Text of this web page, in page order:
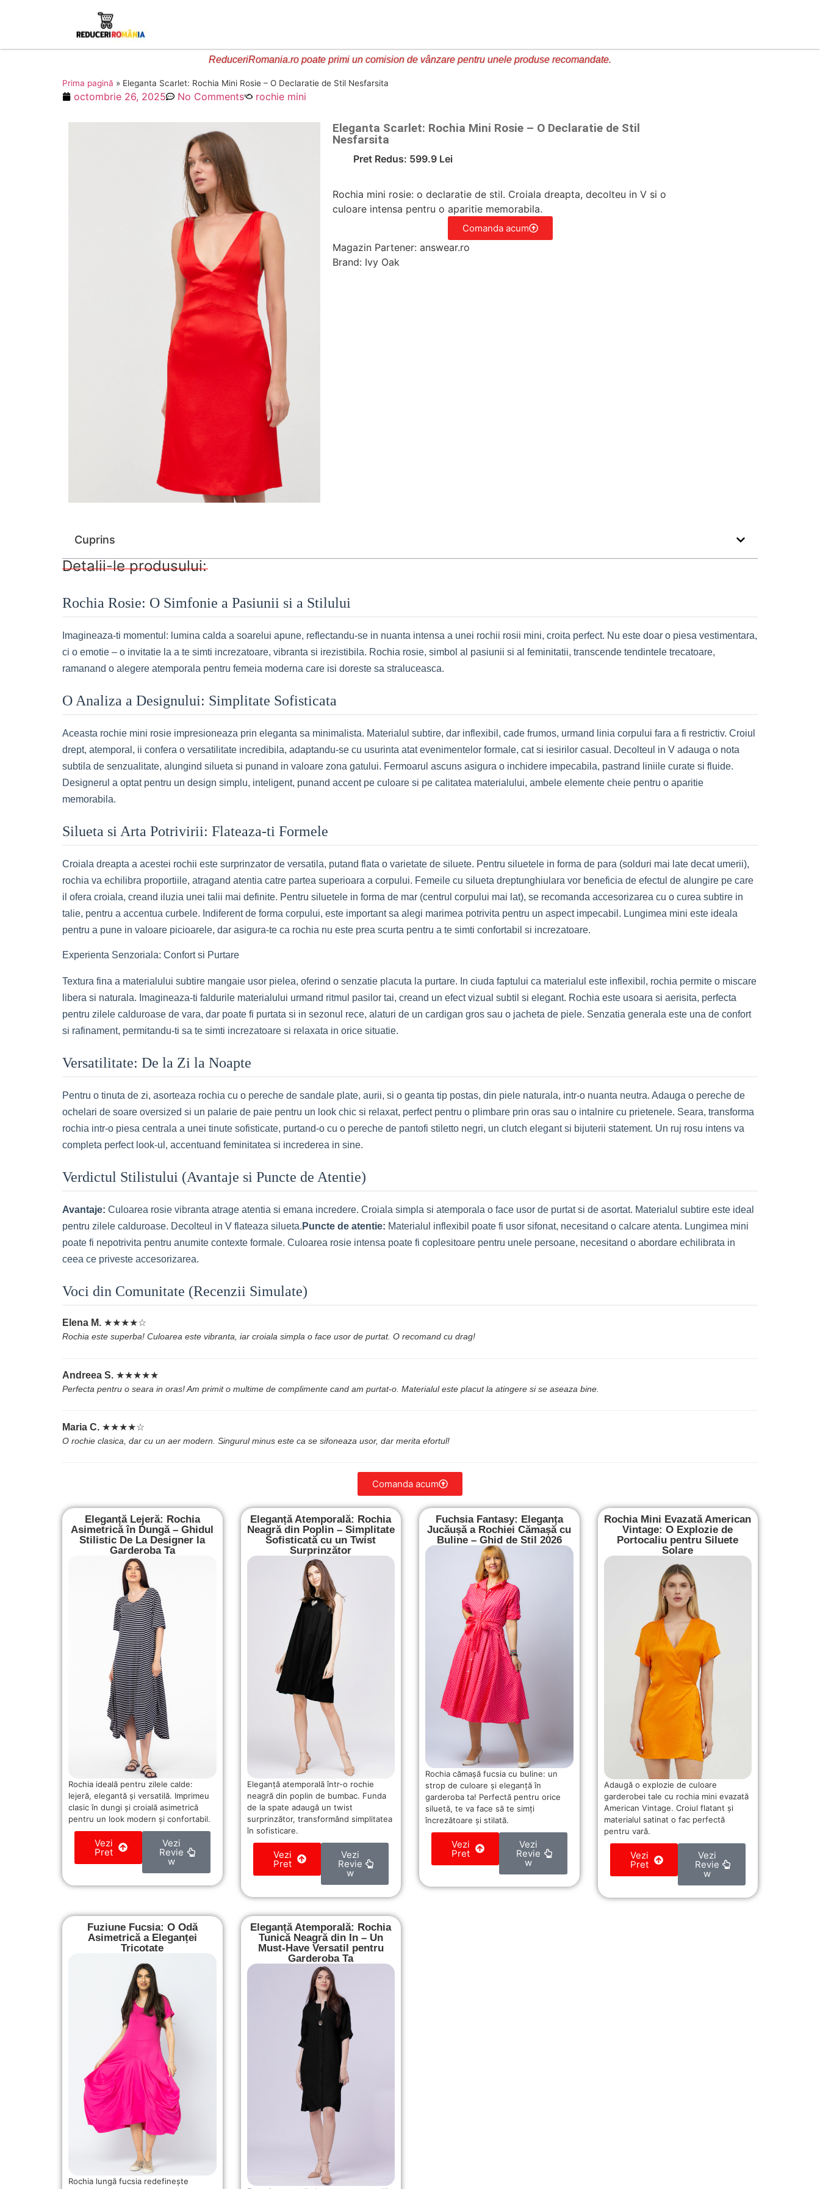
ReduceriRomania.ro poate primi un comision de vânzare pentru unele produse recomandate.
Prima pagină » Eleganta Scarlet: Rochia Mini Rosie – O Declaratie de Stil Nesfarsita
octombrie 26, 2025 No Comments rochie mini
Eleganta Scarlet: Rochia Mini Rosie – O Declaratie de Stil
Nesfarsita
Pret Redus: 599.9 Lei
Rochia mini rosie: o declaratie de stil. Croiala dreapta, decolteu in V si o
culoare intensa pentru o aparitie memorabila.
Comanda acum
Magazin Partener: answear.ro
Brand: Ivy Oak
Cuprins
Detalii-le produsului:
Rochia Rosie: O Simfonie a Pasiunii si a Stilului
Imagineaza-ti momentul: lumina calda a soarelui apune, reflectandu-se in nuanta intensa a unei rochii rosii mini, croita perfect. Nu este doar o piesa vestimentara,
ci o emotie – o invitatie la a te simti increzatoare, vibranta si irezistibila. Rochia rosie, simbol al pasiunii si al feminitatii, transcende tendintele trecatoare,
ramanand o alegere atemporala pentru femeia moderna care isi doreste sa straluceasca.
O Analiza a Designului: Simplitate Sofisticata
Aceasta rochie mini rosie impresioneaza prin eleganta sa minimalista. Materialul subtire, dar inflexibil, cade frumos, urmand linia corpului fara a fi restrictiv. Croiul
drept, atemporal, ii confera o versatilitate incredibila, adaptandu-se cu usurinta atat evenimentelor formale, cat si iesirilor casual. Decolteul in V adauga o nota
subtila de senzualitate, alungind silueta si punand in valoare zona gatului. Fermoarul ascuns asigura o inchidere impecabila, pastrand liniile curate si fluide.
Designerul a optat pentru un design simplu, inteligent, punand accent pe culoare si pe calitatea materialului, ambele elemente cheie pentru o aparitie
memorabila.
Silueta si Arta Potrivirii: Flateaza-ti Formele
Croiala dreapta a acestei rochii este surprinzator de versatila, putand flata o varietate de siluete. Pentru siluetele in forma de para (solduri mai late decat umerii),
rochia va echilibra proportiile, atragand atentia catre partea superioara a corpului. Femeile cu silueta dreptunghiulara vor beneficia de efectul de alungire pe care
il ofera croiala, creand iluzia unei talii mai definite. Pentru siluetele in forma de mar (centrul corpului mai lat), se recomanda accesorizarea cu o curea subtire in
talie, pentru a accentua curbele. Indiferent de forma corpului, este important sa alegi marimea potrivita pentru un aspect impecabil. Lungimea mini este ideala
pentru a pune in valoare picioarele, dar asigura-te ca rochia nu este prea scurta pentru a te simti confortabil si increzatoare.
Experienta Senzoriala: Confort si Purtare
Textura fina a materialului subtire mangaie usor pielea, oferind o senzatie placuta la purtare. In ciuda faptului ca materialul este inflexibil, rochia permite o miscare
libera si naturala. Imagineaza-ti faldurile materialului urmand ritmul pasilor tai, creand un efect vizual subtil si elegant. Rochia este usoara si aerisita, perfecta
pentru zilele calduroase de vara, dar poate fi purtata si in sezonul rece, alaturi de un cardigan gros sau o jacheta de piele. Senzatia generala este una de confort
si rafinament, permitandu-ti sa te simti increzatoare si relaxata in orice situatie.
Versatilitate: De la Zi la Noapte
Pentru o tinuta de zi, asorteaza rochia cu o pereche de sandale plate, aurii, si o geanta tip postas, din piele naturala, intr-o nuanta neutra. Adauga o pereche de
ochelari de soare oversized si un palarie de paie pentru un look chic si relaxat, perfect pentru o plimbare prin oras sau o intalnire cu prietenele. Seara, transforma
rochia intr-o piesa centrala a unei tinute sofisticate, purtand-o cu o pereche de pantofi stiletto negri, un clutch elegant si bijuterii statement. Un ruj rosu intens va
completa perfect look-ul, accentuand feminitatea si increderea in sine.
Verdictul Stilistului (Avantaje si Puncte de Atentie)
Avantaje: Culoarea rosie vibranta atrage atentia si emana incredere. Croiala simpla si atemporala o face usor de purtat si de asortat. Materialul subtire este ideal
pentru zilele calduroase. Decolteul in V flateaza silueta. Puncte de atentie: Materialul inflexibil poate fi usor sifonat, necesitand o calcare atenta. Lungimea mini
poate fi nepotrivita pentru anumite contexte formale. Culoarea rosie intensa poate fi coplesitoare pentru unele persoane, necesitand o abordare echilibrata in
ceea ce priveste accesorizarea.
Voci din Comunitate (Recenzii Simulate)
Elena M. ★★★★☆
Rochia este superba! Culoarea este vibranta, iar croiala simpla o face usor de purtat. O recomand cu drag!
Andreea S. ★★★★★
Perfecta pentru o seara in oras! Am primit o multime de complimente cand am purtat-o. Materialul este placut la atingere si se aseaza bine.
Maria C. ★★★★☆
O rochie clasica, dar cu un aer modern. Singurul minus este ca se sifoneaza usor, dar merita efortul!
Comanda acum
Eleganță Lejeră: Rochia
Asimetrică în Dungă – Ghidul
Stilistic De La Designer la
Garderoba Ta
Rochia ideală pentru zilele calde:
lejeră, elegantă și versatilă. Imprimeu
clasic în dungi și croială asimetrică
pentru un look modern și confortabil.
Vezi
Pret
Vezi
Revie
w
Eleganță Atemporală: Rochia
Neagră din Poplin – Simplitate
Sofisticată cu un Twist
Surprinzător
Eleganță atemporală într-o rochie
neagră din poplin de bumbac. Funda
de la spate adaugă un twist
surprinzător, transformând simplitatea
în sofisticare.
Vezi
Pret
Vezi
Revie
w
Fuchsia Fantasy: Eleganța
Jucăușă a Rochiei Cămașă cu
Buline – Ghid de Stil 2026
Rochia cămașă fucsia cu buline: un
strop de culoare și eleganță în
garderoba ta! Perfectă pentru orice
siluetă, te va face să te simți
încrezătoare și stilată.
Vezi
Pret
Vezi
Revie
w
Rochia Mini Evazată American
Vintage: O Explozie de
Portocaliu pentru Siluete
Solare
Adaugă o explozie de culoare
garderobei tale cu rochia mini evazată
American Vintage. Croiul flatant și
materialul satinat o fac perfectă
pentru vară.
Vezi
Pret
Vezi
Revie
w
Fuziune Fucsia: O Odă
Asimetrică a Eleganței
Tricotate
Rochia lungă fucsia redefinește
Eleganță Atemporală: Rochia
Tunică Neagră din In – Un
Must-Have Versatil pentru
Garderoba Ta